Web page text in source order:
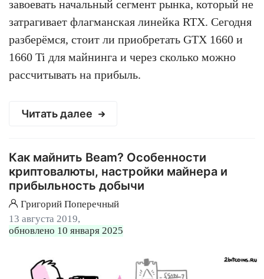
завоевать начальный сегмент рынка, который не
затрагивает флагманская линейка RTX. Сегодня
разберёмся, стоит ли приобретать GTX 1660 и
1660 Ti для майнинга и через сколько можно
рассчитывать на прибыль.
Читать далее
Как майнить Beam? Особенности
криптовалюты, настройки майнера и
прибыльность добычи
Григорий Поперечный
13 августа 2019,
обновлено 10 января 2025